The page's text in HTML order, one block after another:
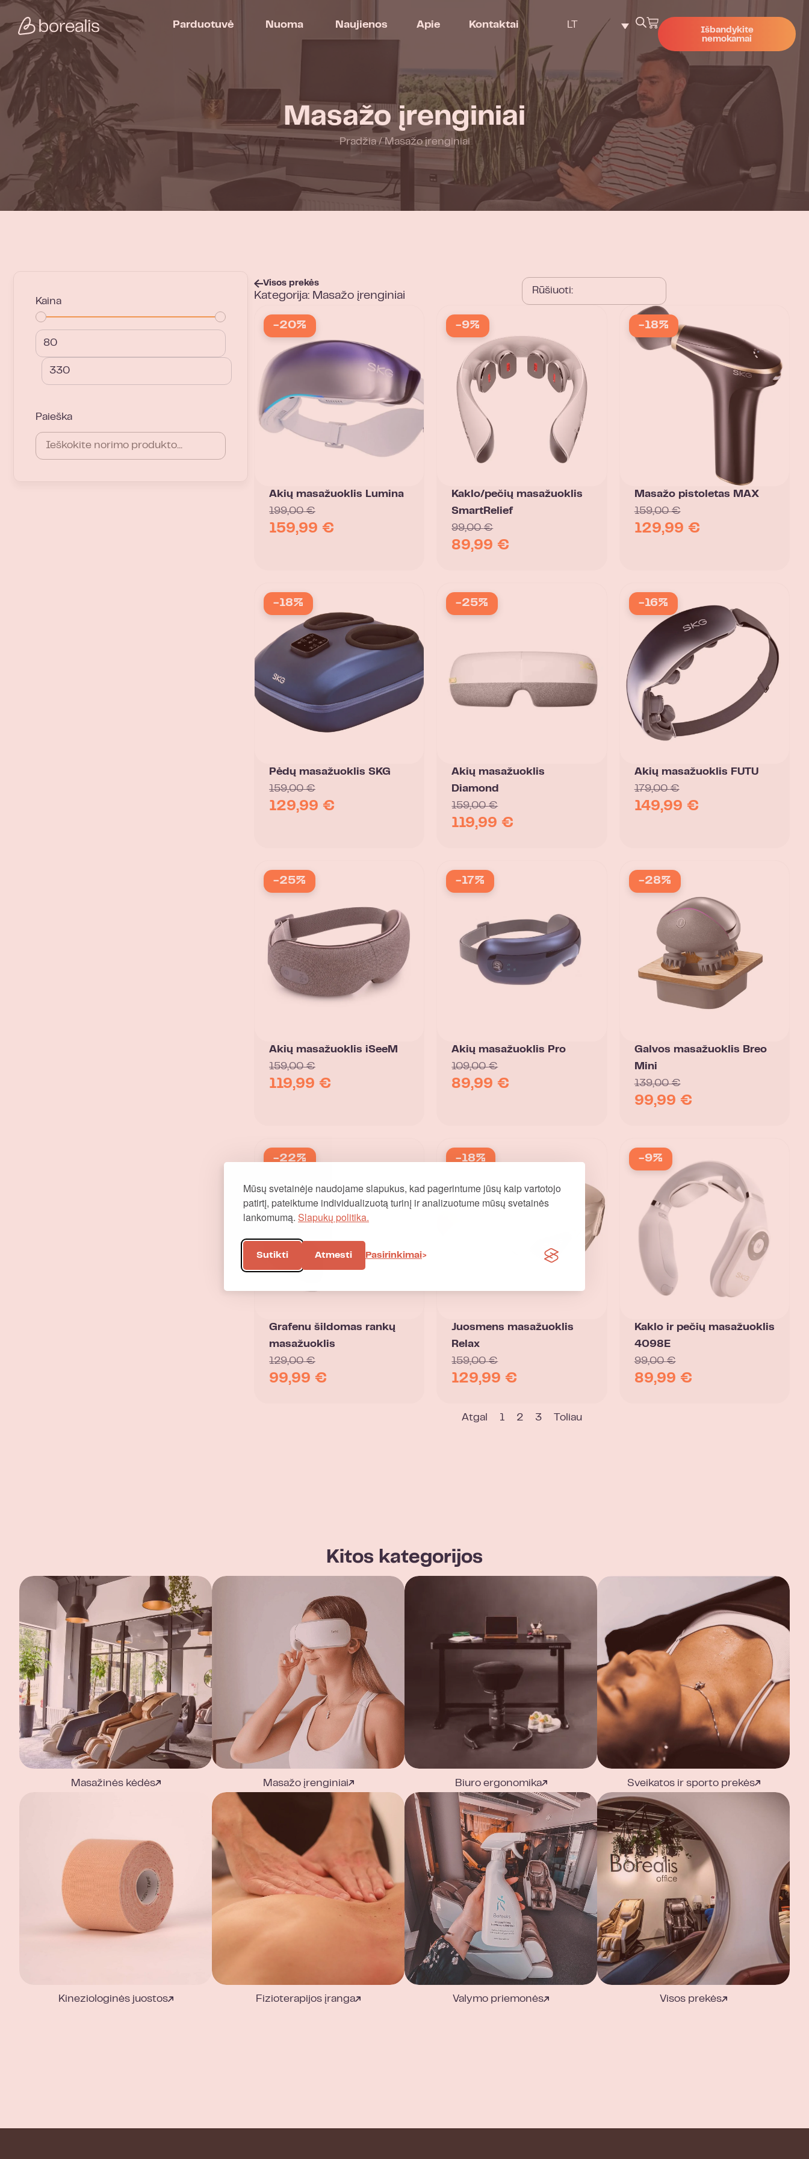
Mūsų svetainėje naudojame slapukus, kad pagerintume jūsų kaip vartotojo
patirtį, pateiktume individualizuotą turinį ir analizuotume mūsų svetainės
lankomumą. Slapukų politika.
Sutikti Atmesti Pasirinkimai
Parduotuvė Nuoma Naujienos Apie Kontaktai LT
Išbandykite
nemokamai
Masažo įrenginiai
Pradžia/Masažo įrenginiai
Kaina
Paieška
Visos prekės
Kategorija: Masažo įrenginiai
-20%
Akių masažuoklis Lumina
199,00€
159,99 €
-9%
Kaklo/pečių masažuoklis
SmartRelief
99,00€
89,99 €
-18%
Masažo pistoletas MAX
159,00€
129,99 €
-18%
Pėdų masažuoklis SKG
159,00€
129,99 €
-25%
Akių masažuoklis
Diamond
159,00€
119,99 €
-16%
Akių masažuoklis FUTU
179,00€
149,99 €
-25%
Akių masažuoklis iSeeM
159,00€
119,99 €
-17%
Akių masažuoklis Pro
109,00€
89,99 €
-28%
Galvos masažuoklis Breo
Mini
139,00€
99,99 €
-22%
Grafenu šildomas rankų
masažuoklis
129,00€
99,99 €
-18%
Juosmens masažuoklis
Relax
159,00€
129,99 €
-9%
Kaklo ir pečių masažuoklis
4098E
99,00€
89,99 €
Atgal 1 2 3 Toliau
Kitos kategorijos
Masažinės kėdės Masažo įrenginiai Biuro ergonomika Sveikatos ir sporto prekės
Kineziologinės juostos Fizioterapijos įranga Valymo priemonės Visos prekės